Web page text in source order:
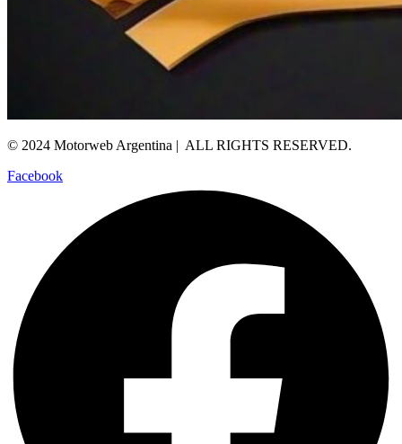
© 2024 Motorweb Argentina | ALL RIGHTS RESERVED.
Facebook